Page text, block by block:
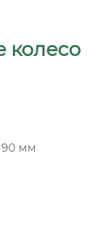
колесо
90 мм